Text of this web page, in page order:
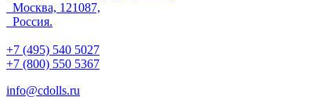
Москва, 121087,
Россия.
+7 (495) 540 5027
+7 (800) 550 5367
info@cdolls.ru